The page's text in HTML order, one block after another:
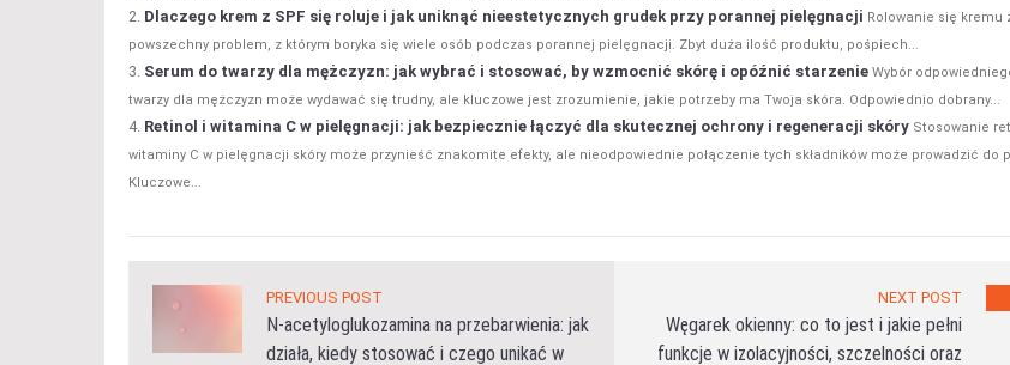
Dlaczego krem z SPF się roluje i jak uniknąć nieestetycznych grudek przy porannej pielęgnacji Rolowanie się kremu
powszechny problem, z którym boryka się wiele osób podczas porannej pielęgnacji. Zbyt duża ilość produktu, pośpiech...
Serum do twarzy dla mężczyzn: jak wybrać i stosować, by wzmocnić skórę i opóźnić starzenie Wybór
twarzy dla mężczyzn może wydawać się trudny, ale kluczowe jest zrozumienie, jakie potrzeby ma Twoja skóra. Odpowiednio dobrany...
Retinol i witamina C w pielęgnacji: jak bezpiecznie łączyć dla skutecznej ochrony i regeneracji skóry Stosowanie
witaminy C w pielęgnacji skóry może przynieść znakomite efekty, ale nieodpowiednie połączenie tych składników może prowadzić do
Kluczowe...
PREVIOUS POST
N-acetyloglukozamina na przebarwienia: jak
działa, kiedy stosować i czego unikać w
NEXT POST
Węgarek okienny: co to jest i jakie pełni
funkcje w izolacyjności, szczelności oraz